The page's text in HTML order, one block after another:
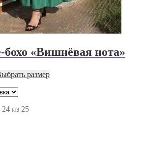
бохо «Вишнёвая нота»
размерЭтот
из 25